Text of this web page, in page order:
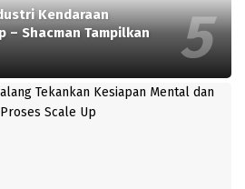
Kendaraan
– Shacman Tampilkan